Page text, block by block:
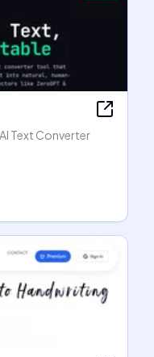
Text Converter